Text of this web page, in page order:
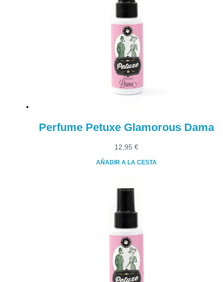
Perfume Petuxe Glamorous Dama
12,95 €
AÑADIR A LA CESTA